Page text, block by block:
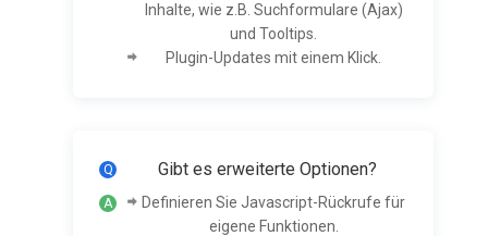
Inhalte, wie z.B. Suchformulare (Ajax)
und Tooltips.
Plugin-Updates mit einem Klick.
Gibt es erweiterte Optionen?
Definieren Sie Javascript-Rückrufe für
eigene Funktionen.